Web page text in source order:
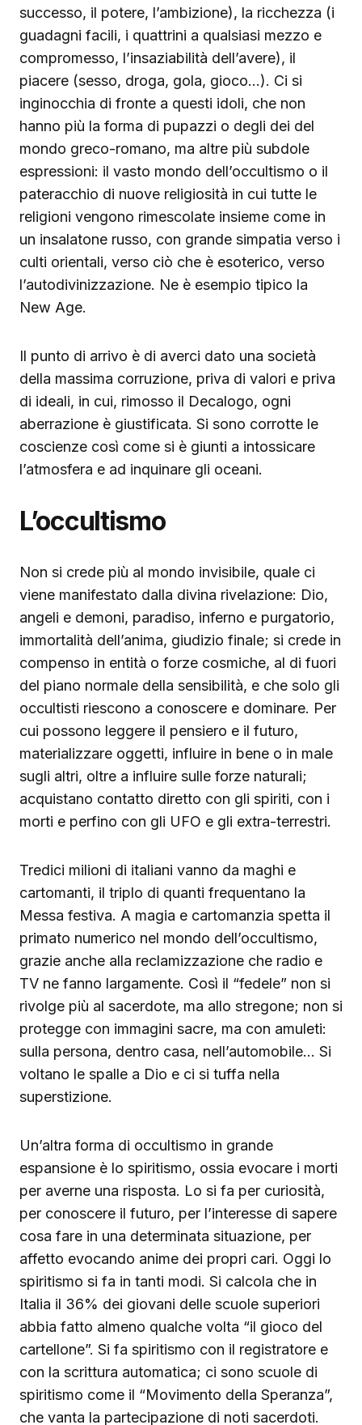
successo, il potere, l’ambizione), la ricchezza (i
guadagni facili, i quattrini a qualsiasi mezzo e
compromesso, l’insaziabilità dell’avere), il
piacere (sesso, droga, gola, gioco…). Ci si
inginocchia di fronte a questi idoli, che non
hanno più la forma di pupazzi o degli dei del
mondo greco-romano, ma altre più subdole
espressioni: il vasto mondo dell’occultismo o il
pateracchio di nuove religiosità in cui tutte le
religioni vengono rimescolate insieme come in
un insalatone russo, con grande simpatia verso i
culti orientali, verso ciò che è esoterico, verso
l’autodivinizzazione. Ne è esempio tipico la
New Age.
Il punto di arrivo è di averci dato una società
della massima corruzione, priva di valori e priva
di ideali, in cui, rimosso il Decalogo, ogni
aberrazione è giustificata. Si sono corrotte le
coscienze così come si è giunti a intossicare
l’atmosfera e ad inquinare gli oceani.
L’occultismo
Non si crede più al mondo invisibile, quale ci
viene manifestato dalla divina rivelazione: Dio,
angeli e demoni, paradiso, inferno e purgatorio,
immortalità dell’anima, giudizio finale; si crede in
compenso in entità o forze cosmiche, al di fuori
del piano normale della sensibilità, e che solo gli
occultisti riescono a conoscere e dominare. Per
cui possono leggere il pensiero e il futuro,
materializzare oggetti, influire in bene o in male
sugli altri, oltre a influire sulle forze naturali;
acquistano contatto diretto con gli spiriti, con i
morti e perfino con gli UFO e gli extra-terrestri.
Tredici milioni di italiani vanno da maghi e
cartomanti, il triplo di quanti frequentano la
Messa festiva. A magia e cartomanzia spetta il
primato numerico nel mondo dell’occultismo,
grazie anche alla reclamizzazione che radio e
TV ne fanno largamente. Così il “fedele” non si
rivolge più al sacerdote, ma allo stregone; non si
protegge con immagini sacre, ma con amuleti:
sulla persona, dentro casa, nell’automobile… Si
voltano le spalle a Dio e ci si tuffa nella
superstizione.
Un’altra forma di occultismo in grande
espansione è lo spiritismo, ossia evocare i morti
per averne una risposta. Lo si fa per curiosità,
per conoscere il futuro, per l’interesse di sapere
cosa fare in una determinata situazione, per
affetto evocando anime dei propri cari. Oggi lo
spiritismo si fa in tanti modi. Si calcola che in
Italia il 36% dei giovani delle scuole superiori
abbia fatto almeno qualche volta “il gioco del
cartellone”. Si fa spiritismo con il registratore e
con la scrittura automatica; ci sono scuole di
spiritismo come il “Movimento della Speranza”,
che vanta la partecipazione di noti sacerdoti.